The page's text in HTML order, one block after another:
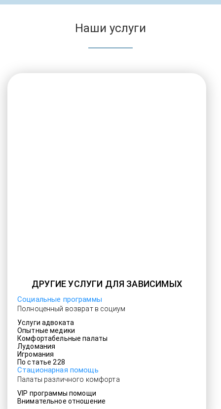
Наши услуги
ДРУГИЕ УСЛУГИ ДЛЯ ЗАВИСИМЫХ
Социальные программы
Полноценный возврат в социум
Услуги адвоката
Опытные медики
Комфортабельные палаты
Лудомания
Игромания
По статье 228
Стационарная помощь
Палаты различного комфорта
VIP программы помощи
Внимательное отношение